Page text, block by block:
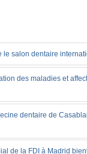
le salon dentaire
des maladies et
dentaire de
de la FDI à Madrid